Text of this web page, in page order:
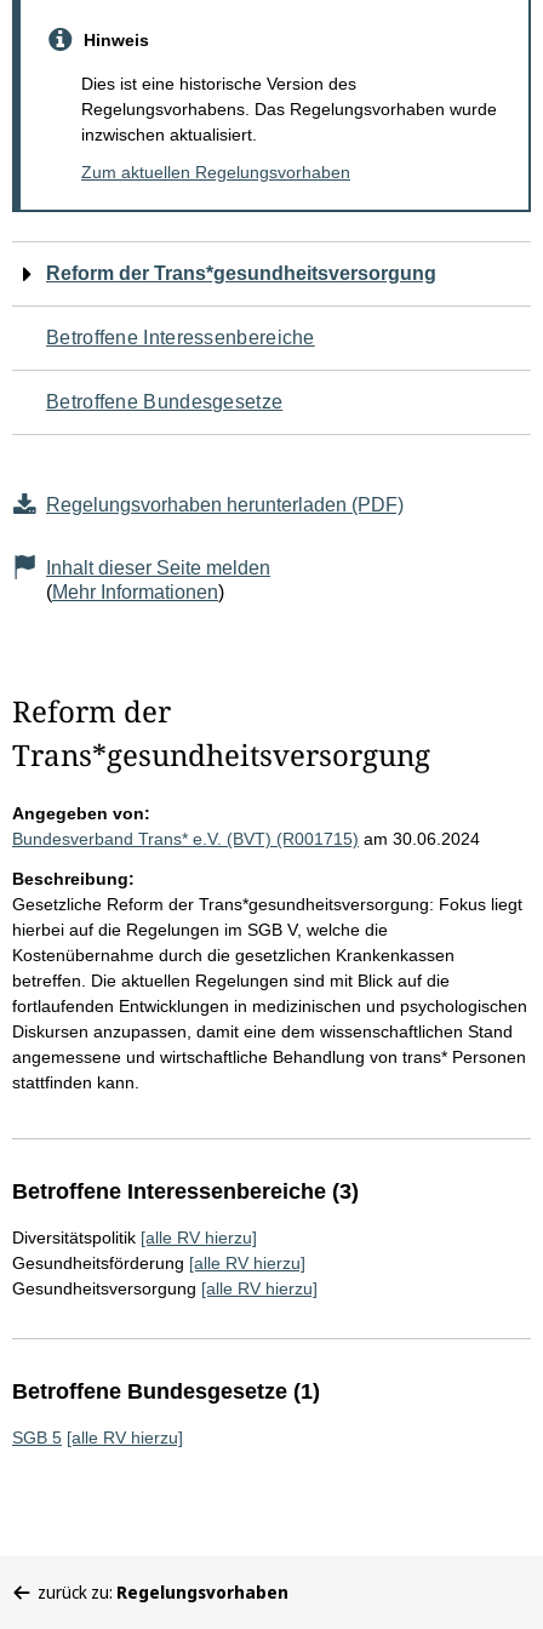
Hinweis
Dies ist eine historische Version des
Regelungsvorhabens. Das Regelungsvorhaben wurde
inzwischen aktualisiert.
Zum aktuellen Regelungsvorhaben
Navigation
für
den
Seiteninhalt
Reform der Trans*gesundheitsversorgung
Betroffene Interessenbereiche
Betroffene Bundesgesetze
Regelungsvorhaben herunterladen (PDF)
Inhalt dieser Seite melden
(Mehr Informationen)
Reform der
Trans*gesundheitsversorgung
Angegeben von:
Bundesverband Trans* e.V. (BVT) (R001715) am 30.06.2024
Beschreibung:
Gesetzliche Reform der Trans*gesundheitsversorgung: Fokus liegt
hierbei auf die Regelungen im SGB V, welche die
Kostenübernahme durch die gesetzlichen Krankenkassen
betreffen. Die aktuellen Regelungen sind mit Blick auf die
fortlaufenden Entwicklungen in medizinischen und psychologischen
Diskursen anzupassen, damit eine dem wissenschaftlichen Stand
angemessene und wirtschaftliche Behandlung von trans* Personen
stattfinden kann.
Betroffene Interessenbereiche (3)
Diversitätspolitik [alle RV hierzu]
Gesundheitsförderung [alle RV hierzu]
Gesundheitsversorgung [alle RV hierzu]
Betroffene Bundesgesetze (1)
SGB 5 [alle RV hierzu]
befinden
zurück zu: Regelungsvorhaben